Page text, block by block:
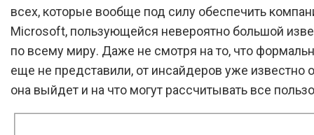
всех, которые вообще под силу обеспечить
Microsoft, пользующейся невероятно большой
по всему миру. Даже не смотря на то, что
еще не представили, от инсайдеров уже известно
она выйдет и на что могут рассчитывать все